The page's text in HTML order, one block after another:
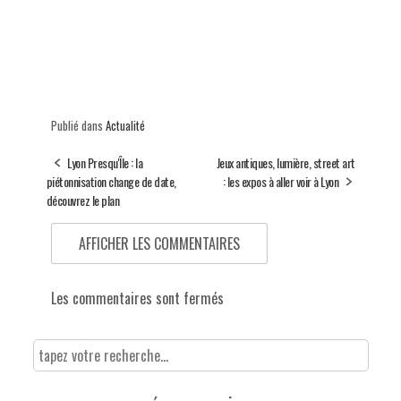
Publié dans Actualité
Lyon Presqu'Île : la
piétonnisation change de date,
découvrez le plan
Jeux antiques, lumière, street art
: les expos à aller voir à Lyon
AFFICHER LES COMMENTAIRES
Les commentaires sont fermés